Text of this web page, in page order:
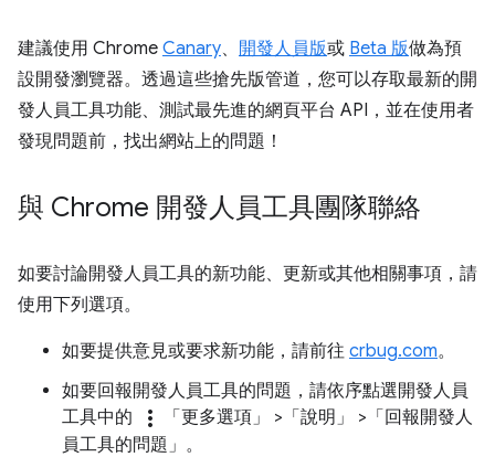
建議使用 Chrome Canary、 開發人員版或 Beta 版做為預
設開發瀏覽器。透過這些搶先版管道，您可以存取最新的開
發人員工具功能、測試最先進的網頁平台 API，並在使用者
發現問題前，找出網站上的問題！
與 Chrome 開發人員工具團隊聯絡
如要討論開發人員工具的新功能、更新或其他相關事項，請
使用下列選項。
如要提供意見或要求新功能，請前往 crbug.com。
如要回報開發人員工具的問題，請依序點選開發人員
工具中的
more_vert 「更多選項」 >「說明」
>「回報開發人
員工具的問題」 。